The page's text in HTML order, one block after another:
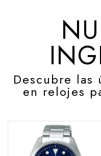
Descubre las
en relojes